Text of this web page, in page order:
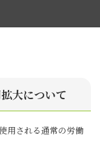
大について
用される通常の労働